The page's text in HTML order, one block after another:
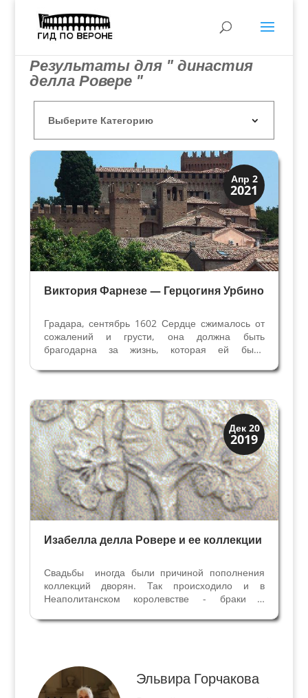
Результаты для " династия
делла Ровере "
Апр 2
2021
Династии
Папская область
Виктория Фарнезе — Герцогиня Урбино
Градара, сентябрь 1602 Сердце сжималось от
сожалений и грусти, она должна быть
брагодарна за жизнь, которая ей была
думать об утраченном прошлом, которое
жизни постоянно возвращался в...
Дек 20
2019
Искусство
Коллекции знати
Изабелла делла Ровере и ее коллекции
Свадьбы иногда были причиной пополнения
коллекций дворян. Так происходило и в
Неаполитанском королевстве - браки с
обогащали Неаполь произведениями искусства.
Эльвира Горчакова